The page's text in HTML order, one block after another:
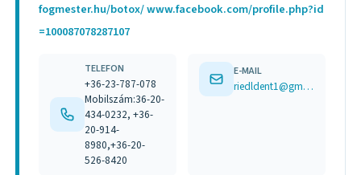
fogmester.hu/botox/ www.facebook.com/profile.php?id
=100087078287107
TELEFON
+36-23-787-078
Mobilszám:36-20-
434-0232, +36-
20-914-
8980,+36-20-
526-8420
E-MAIL
riedldent1@gmail.com